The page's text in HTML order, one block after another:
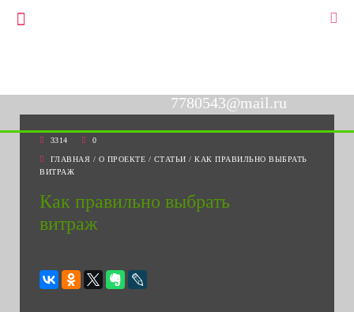
7780543@mail.ru
3314 0
ГЛАВНАЯ / О ПРОЕКТЕ / СТАТЬИ / КАК ПРАВИЛЬНО ВЫБРАТЬ
ВИТРАЖ
Как правильно выбрать
витраж